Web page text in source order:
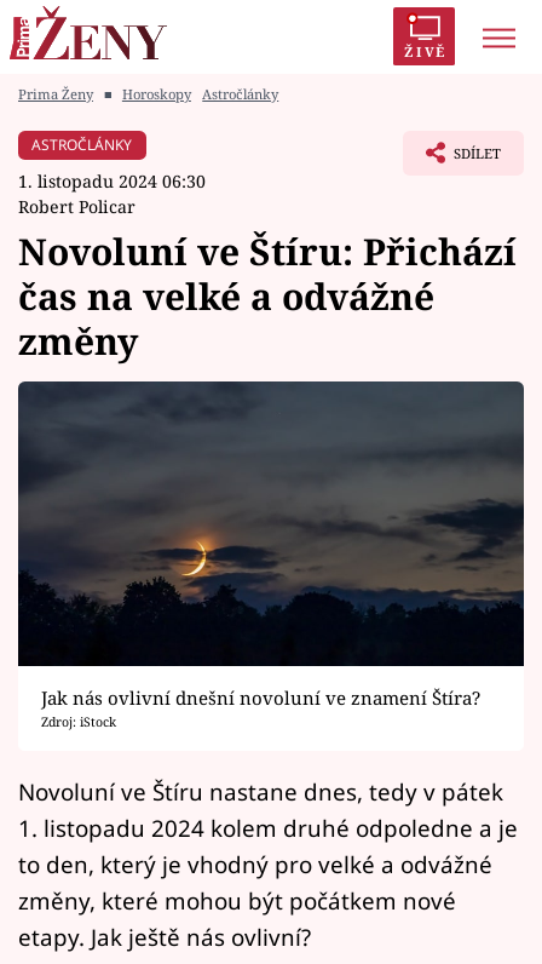
ŽIVĚ
Módní alarm
Témata
Celebrity
Seriály
Horoskopy
Sledujte prima+
Filmový festival Karlovy Vary
Pořady
Mámy sobě
Přihlášení
Sledujte nás
Prima Ženy ■ Horoskopy Astročlánky
ASTROČLÁNKY
1. listopadu 2024 06:30
Robert Policar
SDÍLET
Novoluní ve Štíru: Přichází
čas na velké a odvážné
změny
Jak nás ovlivní dnešní novoluní ve znamení Štíra?
Zdroj: iStock
Novoluní ve Štíru nastane dnes, tedy v pátek
1. listopadu 2024 kolem druhé odpoledne a je
to den, který je vhodný pro velké a odvážné
změny, které mohou být počátkem nové
etapy. Jak ještě nás ovlivní?